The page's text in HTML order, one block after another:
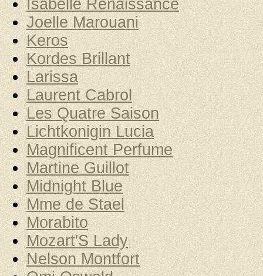
Isabelle Renaissance
Joelle Marouani
Keros
Kordes Brillant
Larissa
Laurent Cabrol
Les Quatre Saison
Lichtkonigin Lucia
Magnificent Perfume
Martine Guillot
Midnight Blue
Mme de Stael
Morabito
Mozart′S Lady
Nelson Montfort